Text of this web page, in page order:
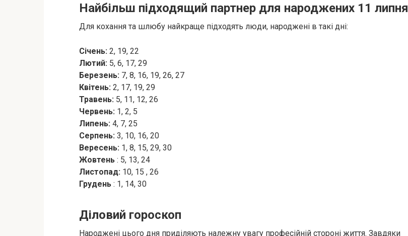
Найбільш підходящий партнер для народжених 11 липня
Для кохання та шлюбу найкраще підходять люди, народжені в такі дні:
Січень: 2, 19, 22
Лютий: 5, 6, 17, 29
Березень: 7, 8, 16, 19, 26, 27
Квітень: 2, 17, 19, 29
Травень: 5, 11, 12, 26
Червень: 1, 2, 5
Липень: 4, 7, 25
Серпень: 3, 10, 16, 20
Вересень: 1, 8, 15, 29, 30
Жовтень : 5, 13, 24
Листопад: 10, 15 , 26
Грудень : 1, 14, 30
Діловий гороскоп
Народжені цього дня приділяють належну увагу професійній стороні життя. Завдяки